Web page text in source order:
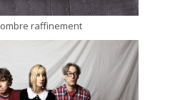
raffinement